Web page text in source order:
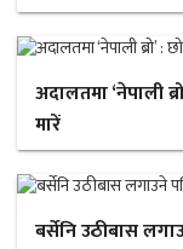
अदालतमा ‘नेपाली
मारें
बर्सेनि उठीबास